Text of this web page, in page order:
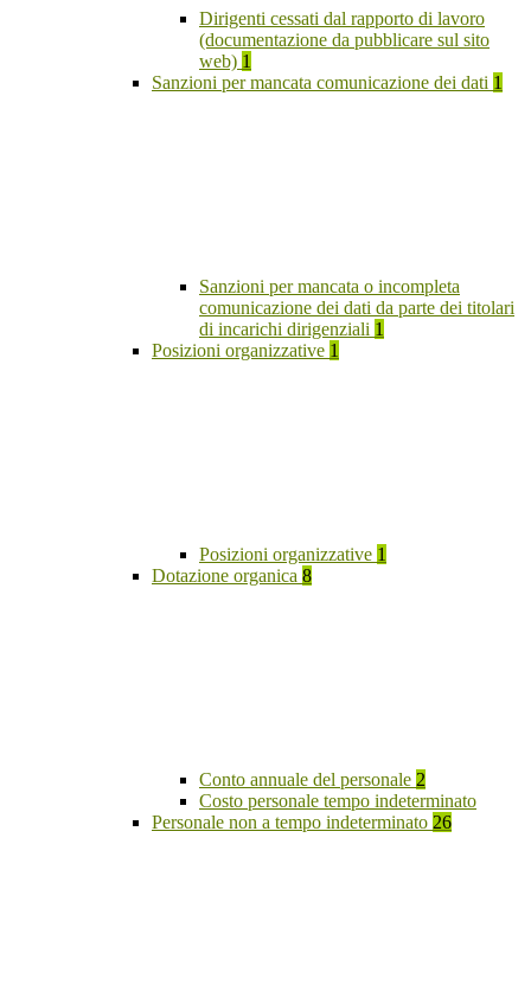
Dirigenti cessati dal rapporto di lavoro
(documentazione da pubblicare sul sito
web) 1
Sanzioni per mancata comunicazione dei dati 1
Sanzioni per mancata o incompleta
comunicazione dei dati da parte dei titolari
di incarichi dirigenziali 1
Posizioni organizzative 1
Posizioni organizzative 1
Dotazione organica 8
Conto annuale del personale 2
Costo personale tempo indeterminato
Personale non a tempo indeterminato 26